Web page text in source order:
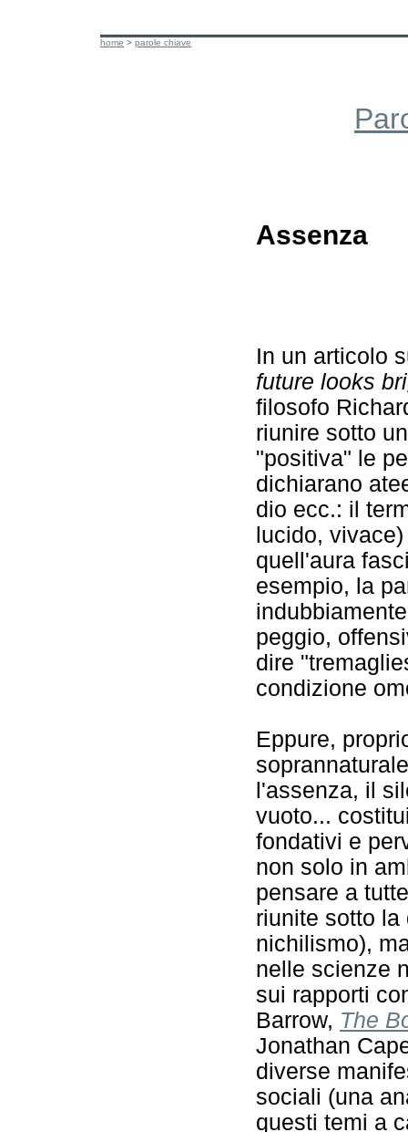
home > parole chiave
Assenza
In un articolo
future looks
filosofo
riunire sotto
"positiva" le
dichiarano
dio ecc.: il
lucido,
quell'aura
esempio, la
peggio,
dire
condizione
Eppure,
l'assenza, il
vuoto...
fondativi e
non solo in
pensare a
riunite sotto
nichilismo),
nelle scienze
sui rapporti
Barrow, The
Jonathan
diverse
sociali (una
questi temi a